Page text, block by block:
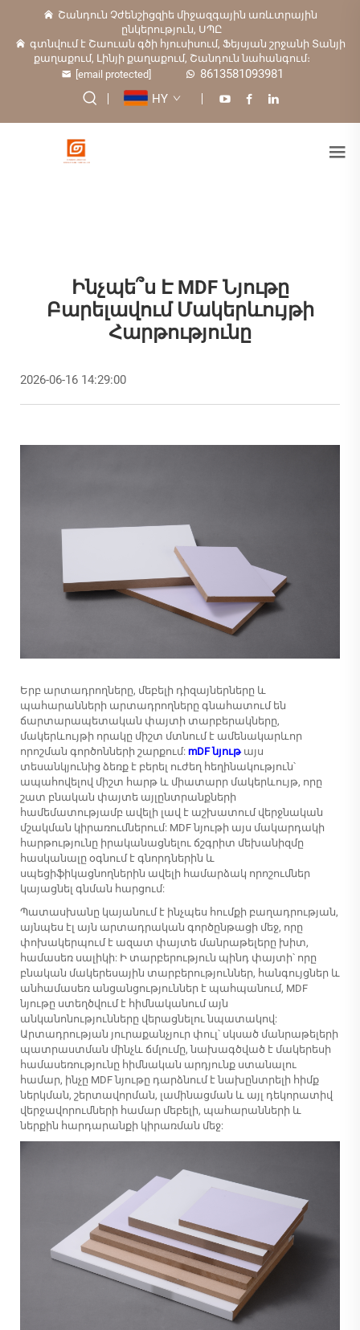
Շանդուն Չժենշիցզիե միջազգային առևտրային
ընկերություն, ՍՊԸ
գտնվում է Շաուան գծի հյուսիսում, Ֆեյսյան շրջանի Տանյի
քաղաքում, Լինյի քաղաքում, Շանդուն նահանգում։
[email protected]
8613581093981
HY
Ինչպե՞ս Է MDF Նյութը
Բարելավում Մակերևույթի
Հարթությունը
2026-06-16 14:29:00
Երբ արտադրողները, մեբելի դիզայներները և
պահարանների արտադրողները գնահատում են
ճարտարապետական փայտի տարբերակները,
մակերևույթի որակը միշտ մտնում է ամենակարևոր
որոշման գործոնների շարքում: mDF նյութ այս
տեսանկյունից ձեռք է բերել ուժեղ հեղինակություն՝
ապահովելով միշտ հարթ և միատարր մակերևույթ, որը
շատ բնական փայտե այլընտրանքների
համեմատությամբ ավելի լավ է աշխատում վերջնական
մշակման կիրառումներում: MDF նյութի այս մակարդակի
հարթությունը իրականացնելու ճշգրիտ մեխանիզմը
հասկանալը օգնում է գնորդներին և
սպեցիֆիկացնողներին ավելի համարձակ որոշումներ
կայացնել գնման հարցում:
Պատասխանը կայանում է ինչպես հումքի բաղադրության,
այնպես էլ այն արտադրական գործընթացի մեջ, որը
փոխակերպում է ազատ փայտե մանրաթելերը խիտ,
համասեռ սալիկի: Ի տարբերություն պինդ փայտի՝ որը
բնական մակերեսային տարբերություններ, հանգույցներ և
անհամասեռ անցանցություններ է պահպանում, MDF
նյութը ստեղծվում է հիմնականում այն
անկանոնությունները վերացնելու նպատակով:
Արտադրության յուրաքանչյուր փուլ՝ սկսած մանրաթելերի
պատրաստման մինչև ճմլումը, նախագծված է մակերեսի
համասեռությունը հիմնական արդյունք ստանալու
համար, ինչը MDF նյութը դարձնում է նախընտրելի հիմք
ներկման, շերտավորման, լամինացման և այլ դեկորատիվ
վերջավորումների համար մեբելի, պահարանների և
ներքին հարդարանքի կիրառման մեջ: